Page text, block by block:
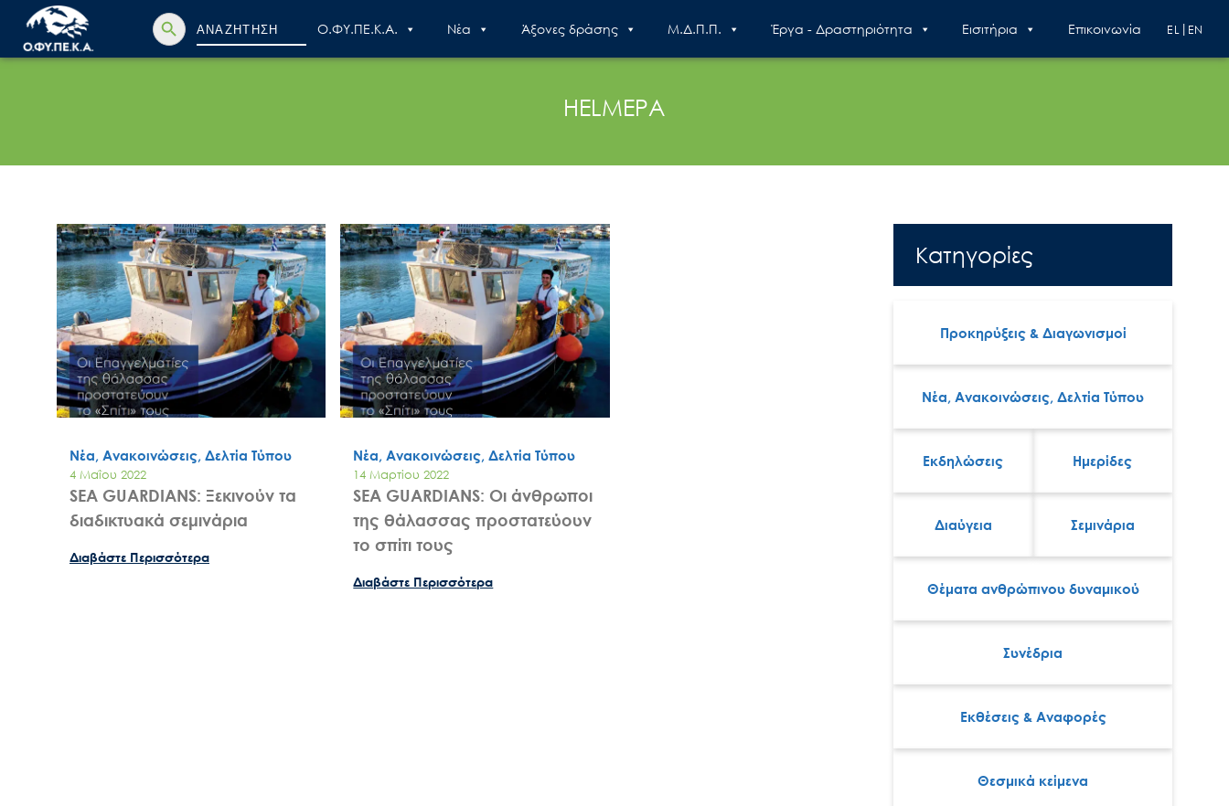
Search
for:
Search Button
Ο.ΦΥ.ΠΕ.Κ.Α. Nέα Άξονες δράσης Μ.Δ.Π.Π. Έργα - Δραστηριότητα Εισιτήρια Επικοινωνία EN
EL
HELMEPA
Νέα, Ανακοινώσεις, Δελτία Τύπου
4 Μαΐου 2022
SEA GUARDIANS: Ξεκινούν τα
διαδικτυακά σεμινάρια
Διαβάστε Περισσότερα
Νέα, Ανακοινώσεις, Δελτία Τύπου
14 Μαρτίου 2022
SEA GUARDIANS: Οι άνθρωποι
της θάλασσας προστατεύουν
το σπίτι τους
Διαβάστε Περισσότερα
Κατηγορίες
Προκηρύξεις & Διαγωνισμοί
Νέα, Ανακοινώσεις, Δελτία Τύπου
Εκδηλώσεις Ημερίδες
Διαύγεια Σεμινάρια
Θέματα ανθρώπινου δυναμικού
Συνέδρια
Εκθέσεις & Αναφορές
Θεσμικά κείμενα